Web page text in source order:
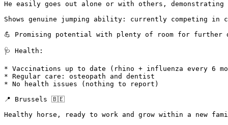
He easily goes out alone or with others, demonstrating
Shows genuine jumping ability: currently competing
💪 Promising potential with plenty of room for further
🩺 Health:
* Vaccinations up to date (rhino + influenza every 6
* Regular care: osteopath and dentist
* No health issues (nothing to report)
📍 Brussels 🇧🇪
Healthy horse, ready to work and grow within a new